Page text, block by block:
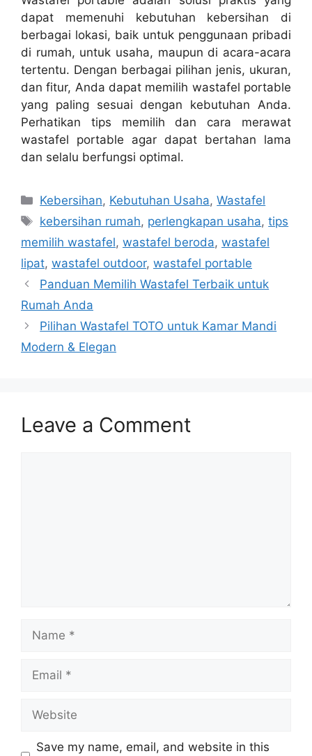
dapat memenuhi kebutuhan kebersihan di
berbagai lokasi, baik untuk penggunaan pribadi
di rumah, untuk usaha, maupun di acara-acara
tertentu. Dengan berbagai pilihan jenis, ukuran,
dan fitur, Anda dapat memilih wastafel portable
yang paling sesuai dengan kebutuhan Anda.
Perhatikan tips memilih dan cara merawat
wastafel portable agar dapat bertahan lama
dan selalu berfungsi optimal.
Categories
Kebersihan, Kebutuhan Usaha,Wastafel
Tags
kebersihan rumah, perlengkapan usaha,tips
memilih wastafel, wastafel beroda, wastafel
lipat, wastafel outdoor, wastafel portable
Panduan Memilih Wastafel Terbaik untuk
Rumah Anda
Pilihan Wastafel TOTO untuk Kamar Mandi
Modern & Elegan
Leave a Comment
Name
Email
Website
Save my name, email, and website in this